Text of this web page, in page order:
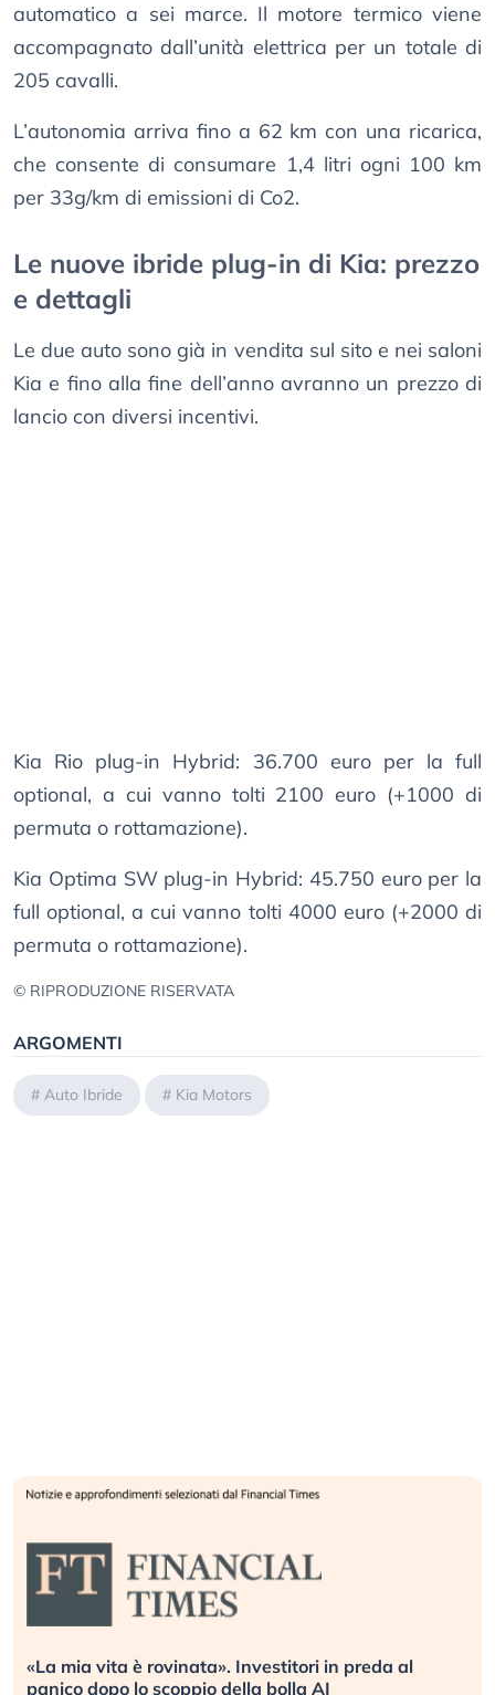
automatico a sei marce. Il motore termico viene
accompagnato dall’unità elettrica per un totale di
205 cavalli.
L’autonomia arriva fino a 62 km con una ricarica,
che consente di consumare 1,4 litri ogni 100 km
per 33g/km di emissioni di Co2.
Le nuove ibride plug-in di Kia: prezzo
e dettagli
Le due auto sono già in vendita sul sito e nei saloni
Kia e fino alla fine dell’anno avranno un prezzo di
lancio con diversi incentivi.
Kia Rio plug-in Hybrid: 36.700 euro per la full
optional, a cui vanno tolti 2100 euro (+1000 di
permuta o rottamazione).
Kia Optima SW plug-in Hybrid: 45.750 euro per la
full optional, a cui vanno tolti 4000 euro (+2000 di
permuta o rottamazione).
© RIPRODUZIONE RISERVATA
ARGOMENTI
# Auto Ibride # Kia Motors
«La mia vita è rovinata». Investitori in preda al
panico dopo lo scoppio della bolla AI